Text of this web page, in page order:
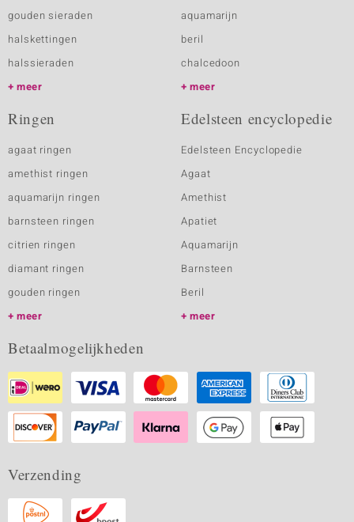
gouden sieraden
halskettingen
halssieraden
meer
aquamarijn
beril
chalcedoon
meer
Ringen
agaat ringen
amethist ringen
aquamarijn ringen
barnsteen ringen
citrien ringen
diamant ringen
gouden ringen
meer
Edelsteen encyclopedie
Edelsteen Encyclopedie
Agaat
Amethist
Apatiet
Aquamarijn
Barnsteen
Beril
meer
Betaalmogelijkheden
Verzending